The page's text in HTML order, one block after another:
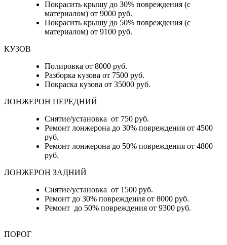
Покрасить крышу до 30% повреждения (с
материалом) от 9000 руб.
Покрасить крышу до 50% повреждения (с
материалом) от 9100 руб.
КУЗОВ
Полировка от 8000 руб.
Разборка кузова от 7500 руб.
Покраска кузова от 35000 руб.
ЛОНЖЕРОН ПЕРЕДНИЙ
Снятие/установка от 750 руб.
Ремонт лонжерона до 30% повреждения от 4500
руб.
Ремонт лонжерона до 50% повреждения от 4800
руб.
ЛОНЖЕРОН ЗАДНИЙ
Снятие/установка от 1500 руб.
Ремонт до 30% повреждения от 8000 руб.
Ремонт до 50% повреждения от 9300 руб.
ПОРОГ